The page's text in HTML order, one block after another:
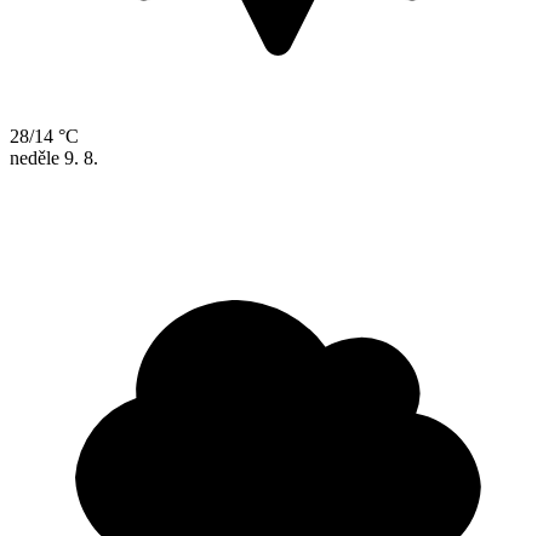
28/14 °C
neděle 9. 8.